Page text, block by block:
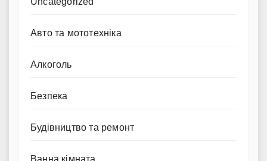
Авто та мототехніка
Алкоголь
Безпека
Будівництво та ремонт
Ванна кімната